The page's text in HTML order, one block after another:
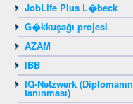
JobLife Plus L�beck
G�kkuşağı projesi
AZAM
IBB
IQ-Netzwerk (Diplomanın
tanınması)